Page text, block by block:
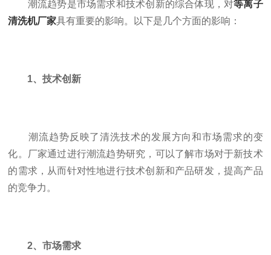
潮流趋势是市场需求和技术创新的综合体现，对等离子
清洗机厂家具有重要的影响。以下是几个方面的影响：
1、技术创新
潮流趋势反映了清洗技术的发展方向和市场需求的变
化。厂家通过进行潮流趋势研究，可以了解市场对于新技术
的需求，从而针对性地进行技术创新和产品研发，提高产品
的竞争力。
2、市场需求